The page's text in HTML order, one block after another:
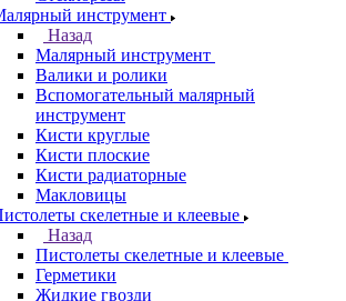
инструмент
Назад
Малярный инструмент
Валики и ролики
Вспомогательный малярный
инструмент
Кисти круглые
Кисти плоские
Кисти радиаторные
Макловицы
скелетные и клеевые
Назад
Пистолеты скелетные и клеевые
Герметики
Жидкие гвозди